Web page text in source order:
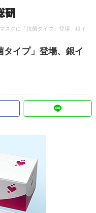
スクに「抗菌タイプ」登場、銀イ
タイプ」登場、銀イ